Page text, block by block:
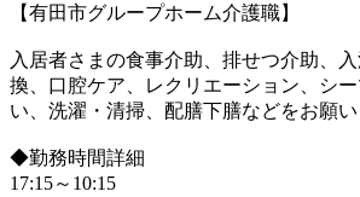
【有田市グループホーム介護職】
入居者さまの食事介助、排せつ介助、
換、口腔ケア、レクリエーション、シ
い、洗濯・清掃、配膳下膳などをお願い
◆勤務時間詳細
17:15～10:15